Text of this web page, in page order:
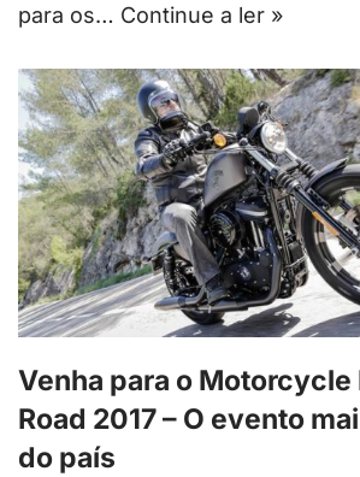
para os… Continue a ler »
Venha para o Motorcycle
Road 2017 – O evento
do país